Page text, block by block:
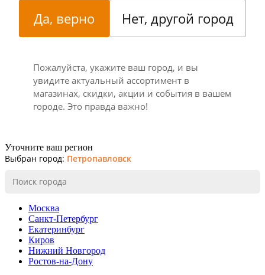
Да, верно Нет, другой город
Пожалуйста, укажите ваш город, и вы
увидите актуальный ассортимент в
магазинах, скидки, акции и события в вашем
городе. Это правда важно!
Уточните ваш регион
Выбран город: Петропавловск
Москва
Санкт-Петербург
Екатеринбург
Киров
Нижний Новгород
Ростов-на-Дону